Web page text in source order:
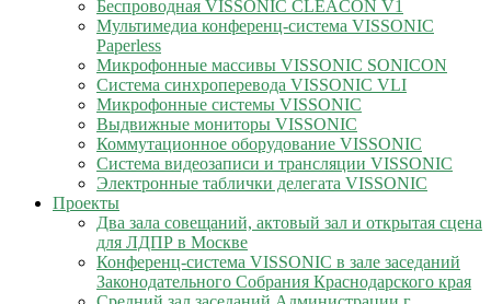
Беспроводная VISSONIC CLEACON V1
Мультимедиа конференц-система VISSONIC
Paperless
Микрофонные массивы VISSONIC SONICON
Система синхроперевода VISSONIC VLI
Микрофонные системы VISSONIC
Выдвижные мониторы VISSONIC
Коммутационное оборудование VISSONIC
Система видеозаписи и трансляции VISSONIC
Электронные таблички делегата VISSONIC
Проекты
Два зала совещаний, актовый зал и открытая сцена
для ЛДПР в Москве
Конференц-система VISSONIC в зале заседаний
Законодательного Собрания Краснодарского края